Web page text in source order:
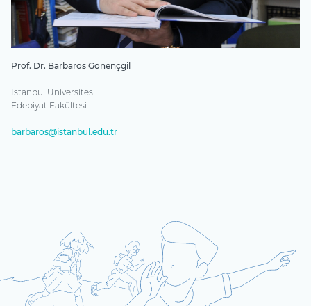
Prof. Dr. Barbaros Gönençgil
İstanbul Üniversitesi
Edebiyat Fakültesi
barbaros@istanbul.edu.tr